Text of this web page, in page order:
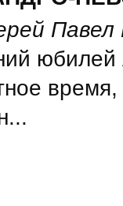
Павел
юбилей